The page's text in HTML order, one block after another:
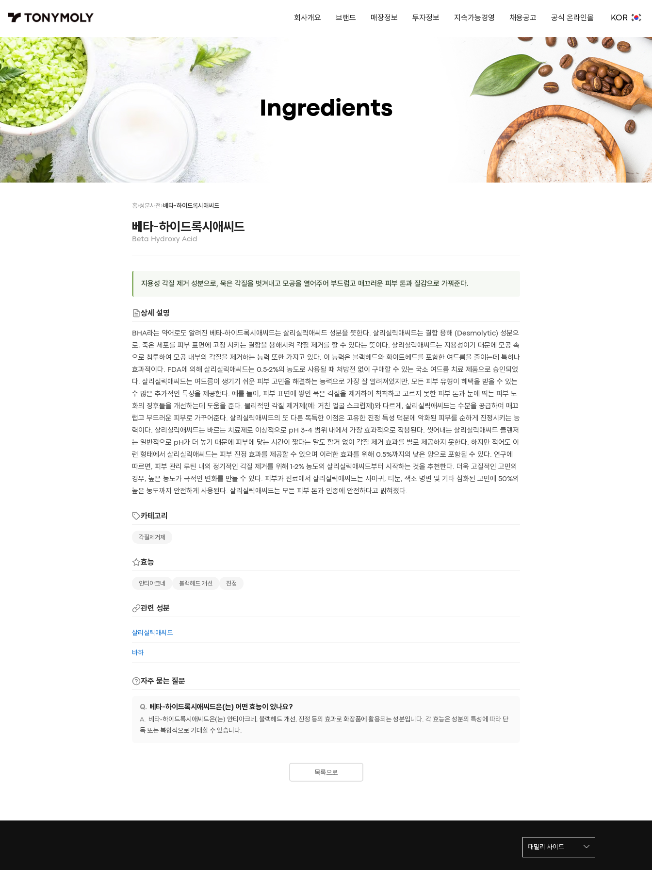
회사개요 브랜드 매장정보 투자정보 지속가능경영 채용공고 공식 온라인몰 KOR
Ingredients
홈 성분사전 베타-하이드록시애씨드
베타-하이드록시애씨드
Beta Hydroxy Acid
지용성 각질 제거 성분으로, 묵은 각질을 벗겨내고 모공을 열어주어 부드럽고 매끄러운 피부 톤과 질감으로 가꿔준다.
상세 설명
BHA라는 약어로도 알려진 베타-하이드록시애씨드는 살리실릭애씨드 성분을 뜻한다. 살리실릭애씨드는 결합 용해 (Desmolytic) 성분으
로, 죽은 세포를 피부 표면에 고정 시키는 결합을 용해시켜 각질 제거를 할 수 있다는 뜻이다. 살리실릭애씨드는 지용성이기 때문에 모공 속
으로 침투하여 모공 내부의 각질을 제거하는 능력 또한 가지고 있다. 이 능력은 블랙헤드와 화이트헤드를 포함한 여드름을 줄이는데 특히나
효과적이다. FDA에 의해 살리실릭애씨드는 0.5-2%의 농도로 사용될 때 처방전 없이 구매할 수 있는 국소 여드름 치료 제품으로 승인되었
다. 살리실릭애씨드는 여드름이 생기기 쉬운 피부 고민을 해결하는 능력으로 가장 잘 알려져있지만, 모든 피부 유형이 혜택을 받을 수 있는
수 많은 추가적인 특성을 제공한다. 예를 들어, 피부 표면에 쌓인 묵은 각질을 제거하여 칙칙하고 고르지 못한 피부 톤과 눈에 띄는 피부 노
화의 징후들을 개선하는데 도움을 준다. 물리적인 각질 제거제(예: 거친 얼굴 스크럽제)와 다르게, 살리실릭애씨드는 수분을 공급하여 매끄
럽고 부드러운 피부로 가꾸어준다. 살리실릭애씨드의 또 다른 독특한 이점은 고유한 진정 특성 덕분에 악화된 피부를 순하게 진정시키는 능
력이다. 살리실릭애씨드는 바르는 치료제로 이상적으로 pH 3-4 범위 내에서 가장 효과적으로 작용된다. 씻어내는 살리실릭애씨드 클렌저
는 일반적으로 pH가 더 높기 때문에 피부에 닿는 시간이 짧다는 말도 할거 없이 각질 제거 효과를 별로 제공하지 못한다. 하지만 적어도 이
런 형태에서 살리실릭애씨드는 피부 진정 효과를 제공할 수 있으며 이러한 효과를 위해 0.5%까지의 낮은 양으로 포함될 수 있다. 연구에
따르면, 피부 관리 루틴 내의 정기적인 각질 제거를 위해 1-2% 농도의 살리실릭애씨드부터 시작하는 것을 추천한다. 더욱 고질적인 고민의
경우, 높은 농도가 극적인 변화를 만들 수 있다. 피부과 진료에서 살리실릭애씨드는 사마귀, 티눈, 색소 병변 및 기타 심화된 고민에 50%의
높은 농도까지 안전하게 사용된다. 살리실릭애씨드는 모든 피부 톤과 인종에 안전하다고 밝혀졌다.
카테고리
각질제거제
효능
안티아크네 블랙헤드 개선 진정
관련 성분
살리실릭애씨드
바하
자주 묻는 질문
베타-하이드록시애씨드은(는) 어떤 효능이 있나요?
베타-하이드록시애씨드은(는) 안티아크네, 블랙헤드 개선, 진정 등의 효과로 화장품에 활용되는 성분입니다. 각 효능은 성분의 특성에 따라 단
독 또는 복합적으로 기대할 수 있습니다.
목록으로
패밀리 사이트